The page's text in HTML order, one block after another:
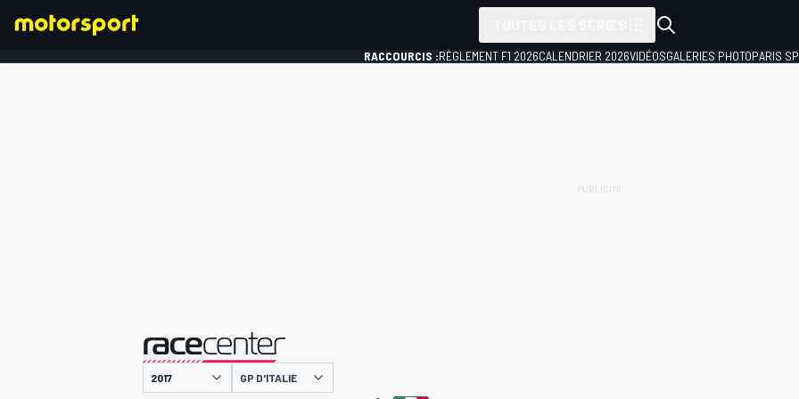
RACCOURCIS :RÈGLEMENT F1 2026CALENDRIER 2026VIDÉOSGALERIES PHOTOPARIS
présenté par
GP D'ITALIE